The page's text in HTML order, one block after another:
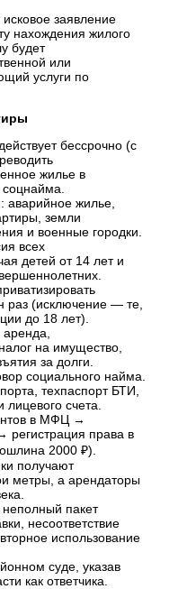
заявление
нахождения жилого
будет
или
услуги по
бессрочно (с
жилье в
аварийное жилье,
земли
и военные городки.
всех
детей от 14 лет и
раз (исключение — те,
до 18 лет).
на имущество,
за долги.
социального найма.
техпаспорт БТИ,
счета.
в МФЦ →
регистрация права в
2000 ₽).
получают
метры, а арендаторы
пакет
несоответствие
использование
суде, указав
как ответчика.